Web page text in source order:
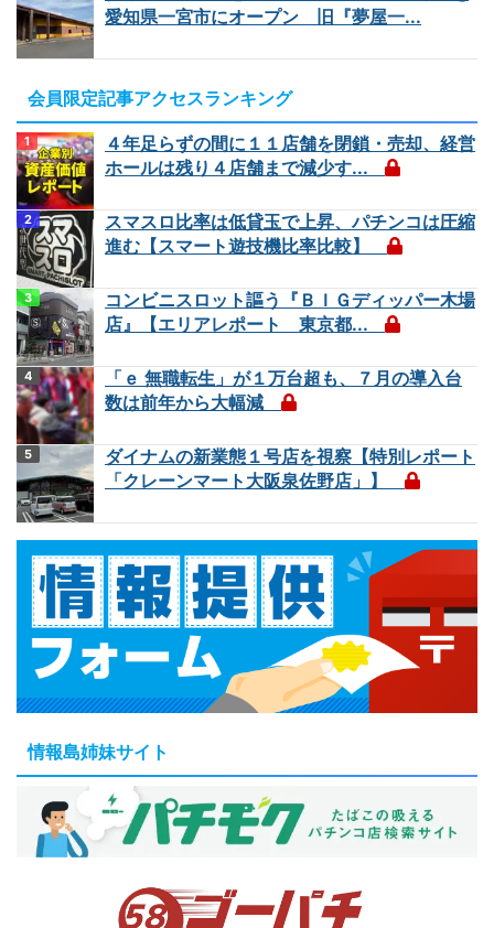
愛知県一宮市にオープン 旧『夢屋一...
会員限定記事アクセスランキング
４年足らずの間に１１店舗を閉鎖・売却、経営
ホールは残り４店舗まで減少す...
スマスロ比率は低貸玉で上昇、パチンコは圧縮
進む【スマート遊技機比率比較】
コンビニスロット謳う『ＢＩＧディッパー木場
店』【エリアレポート 東京都...
「ｅ 無職転生」が１万台超も、７月の導入台
数は前年から大幅減
ダイナムの新業態１号店を視察【特別レポート
「クレーンマート大阪泉佐野店」】
情報島姉妹サイト